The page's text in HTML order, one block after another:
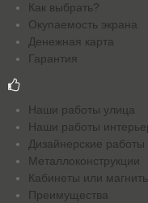
Как выбрать?
Окупаемость экрана
Денежная карта
Гарантия
Наши работы улица
Наши работы
Дизайнерские работы
Металлоконструкции
Кабинеты или
Преимущества